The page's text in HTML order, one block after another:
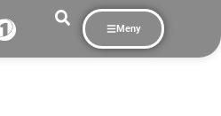
Meny